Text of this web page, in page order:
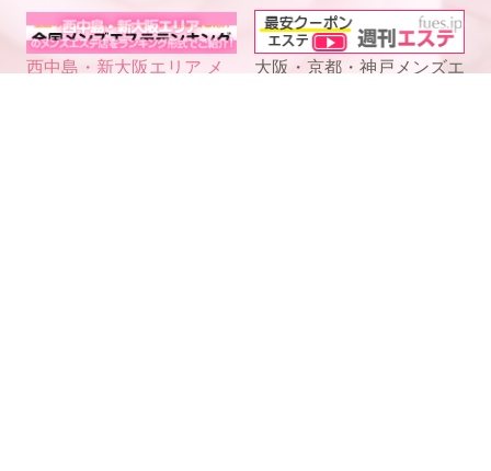
西中島・新大阪エリア メ
大阪・京都・神戸メンズエ